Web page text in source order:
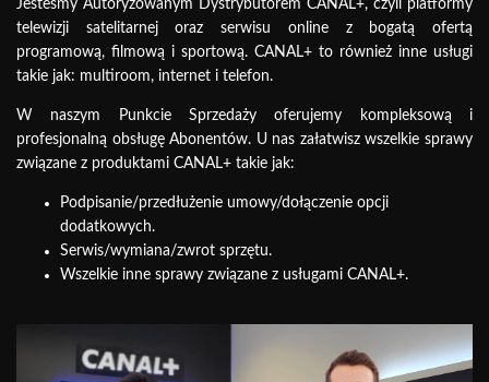
Jesteśmy Autoryzowanym Dystrybutorem CANAL+, czyli platformy
telewizji satelitarnej oraz serwisu online z bogatą ofertą
programową, filmową i sportową. CANAL+ to również inne usługi
takie jak: multiroom, internet i telefon.
W naszym Punkcie Sprzedaży oferujemy kompleksową i
profesjonalną obsługę Abonentów. U nas załatwisz wszelkie sprawy
związane z produktami CANAL+ takie jak:
Podpisanie/przedłużenie umowy/dołączenie opcji
dodatkowych.
Serwis/wymiana/zwrot sprzętu.
Wszelkie inne sprawy związane z usługami CANAL+.